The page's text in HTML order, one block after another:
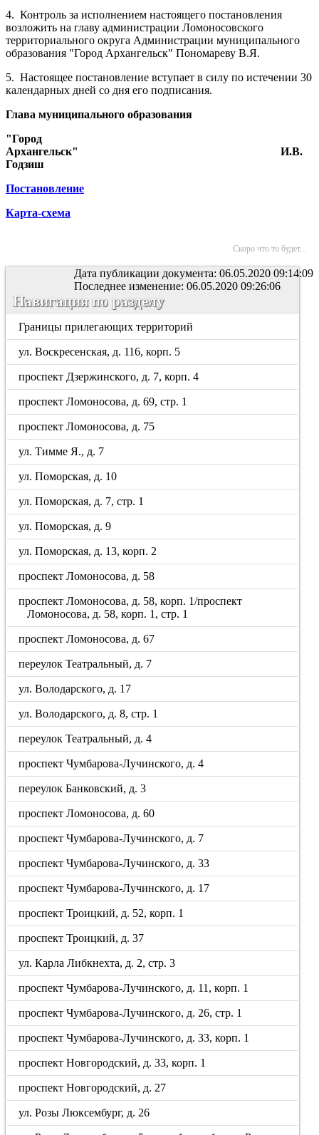
4. Контроль за исполнением настоящего постановления
возложить на главу администрации Ломоносовского
территориального округа Администрации муниципального
образования "Город Архангельск" Пономареву В.Я.
5. Настоящее постановление вступает в силу по истечении 30
календарных дней со дня его подписания.
Глава муниципального образования
"Город
Архангельск"
И.В.
Годзиш
Постановление
Карта-схема
Скоро что то будет...
Дата публикации документа: 06.05.2020 09:14:09
Последнее изменение: 06.05.2020 09:26:06
Навигация по разделу
Границы прилегающих территорий
ул. Воскресенская, д. 116, корп. 5
проспект Дзержинского, д. 7, корп. 4
проспект Ломоносова, д. 69, стр. 1
проспект Ломоносова, д. 75
ул. Тимме Я., д. 7
ул. Поморская, д. 10
ул. Поморская, д. 7, стр. 1
ул. Поморская, д. 9
ул. Поморская, д. 13, корп. 2
проспект Ломоносова, д. 58
проспект Ломоносова, д. 58, корп. 1/проспект
Ломоносова, д. 58, корп. 1, стр. 1
проспект Ломоносова, д. 67
переулок Театральный, д. 7
ул. Володарского, д. 17
ул. Володарского, д. 8, стр. 1
переулок Театральный, д. 4
проспект Чумбарова-Лучинского, д. 4
переулок Банковский, д. 3
проспект Ломоносова, д. 60
проспект Чумбарова-Лучинского, д. 7
проспект Чумбарова-Лучинского, д. 33
проспект Чумбарова-Лучинского, д. 17
проспект Троицкий, д. 52, корп. 1
проспект Троицкий, д. 37
ул. Карла Либкнехта, д. 2, стр. 3
проспект Чумбарова-Лучинского, д. 11, корп. 1
проспект Чумбарова-Лучинского, д. 26, стр. 1
проспект Чумбарова-Лучинского, д. 33, корп. 1
проспект Новгородский, д. 33, корп. 1
проспект Новгородский, д. 27
ул. Розы Люксембург, д. 26